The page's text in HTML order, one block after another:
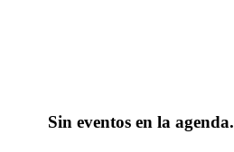
Sin eventos en la agenda.